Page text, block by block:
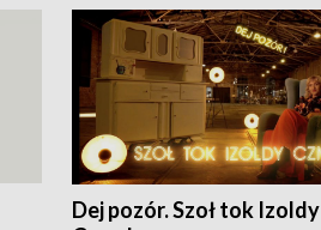
Dej pozór. Szoł tok Izoldy